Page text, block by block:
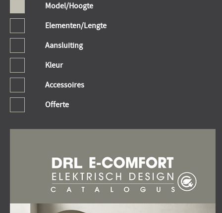
Model/Hoogte
Elementen/Lengte
Aansluiting
Kleur
Accessoires
Offerte